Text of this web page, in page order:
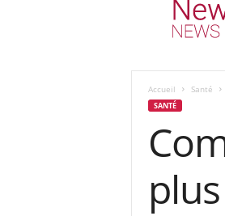
Accueil Santé
SANTÉ